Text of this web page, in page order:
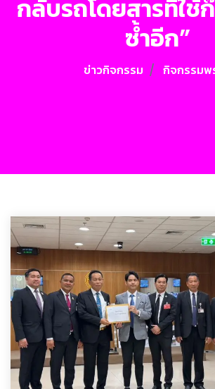
กลับรถโดยสารที่ใช้
ซ้ำอีก”
ข่าวกิจกรรม กิจกรรมพ